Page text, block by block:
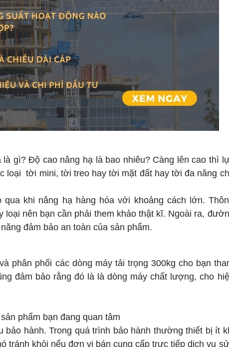
gì? Độ cao nâng hạ là bao nhiêu? Càng lên cao thì
loại tời mini, tời treo hay tời mặt đất hay tời đa năng
khi nâng hạ hàng hóa với khoảng cách lớn.
nên bạn cần phải them khảo thật kĩ. Ngoài ra,
đảm bảo an toàn của sản phẩm.
phân phối các dòng máy tải trọng 300kg cho bạn
đảm bảo rằng đó là là dòng máy chất lượng, cho
phẩm bạn đang quan tâm
bảo hành. Trong quá trình bảo hành thường thiết bị ít
tránh khỏi nếu đơn vị bán cung cấp trực tiếp dịch vụ